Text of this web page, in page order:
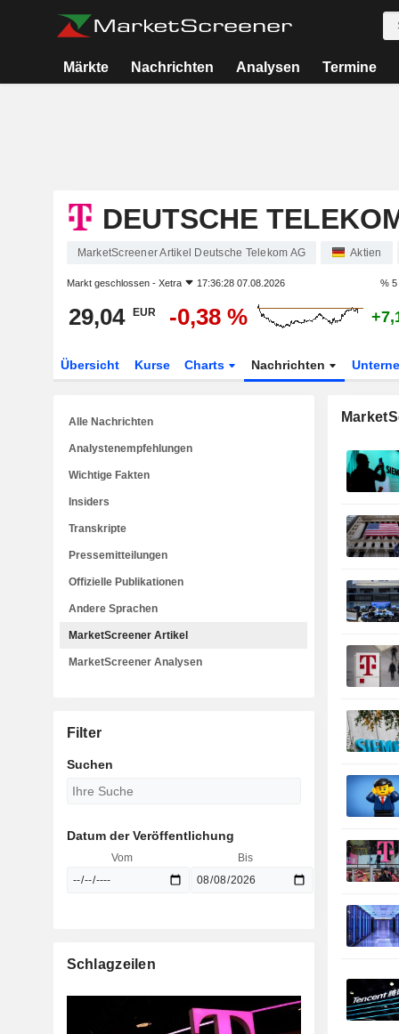
Märkte Nachrichten Analysen Termine
DEUTSCHE
MarketScreener Artikel Deutsche Telekom AG Aktien
Markt geschlossen - Xetra 17:36:28 07.08.2026 % 5
29,04 EUR -0,38 %
Übersicht Kurse Charts Nachrichten
Alle Nachrichten
Analystenempfehlungen
Wichtige Fakten
Insiders
Transkripte
Pressemitteilungen
Offizielle Publikationen
Andere Sprachen
MarketScreener Artikel
MarketScreener Analysen
Filter
Suchen
Datum der Veröffentlichung
Vom Bis
Schlagzeilen